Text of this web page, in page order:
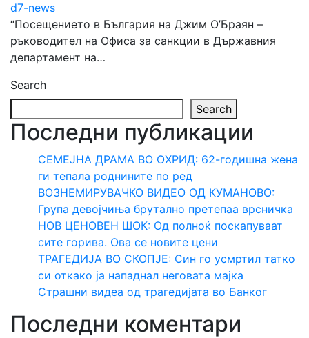
d7-news
“Посещението в България на Джим О’Браян –
ръководител на Офиса за санкции в Държавния
департамент на…
Search
Search
Последни публикации
СЕМЕЈНА ДРАМА ВО ОХРИД: 62-годишна жена
ги тепала роднините по ред
ВОЗНЕМИРУВАЧКО ВИДЕО ОД КУМАНОВО:
Група девојчиња брутално претепаа врсничка
НОВ ЦЕНОВЕН ШОК: Од полноќ поскапуваат
сите горива. Ова се новите цени
ТРАГЕДИЈА ВО СКОПЈЕ: Син го усмртил татко
си откако ја нападнал неговата мајка
Страшни видеа од трагедијата во Банког
Последни коментари